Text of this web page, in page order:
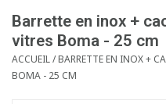
Service client
Blog
Barrette en inox +
vitres Boma - 25 cm
ACCUEIL/BARRETTE EN INOX +
BOMA - 25 CM